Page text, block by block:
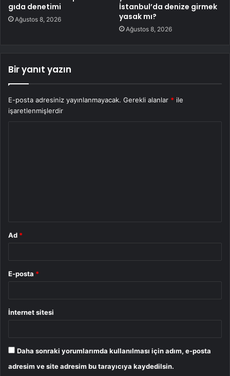
gıda denetimi
Ağustos 8, 2026
İstanbul’da denize girmek
yasak mı?
Ağustos 8, 2026
Bir yanıt yazın
E-posta adresiniz yayınlanmayacak. Gerekli alanlar * ile
işaretlenmişlerdir
Ad *
E-posta *
İnternet sitesi
Daha sonraki yorumlarımda kullanılması için adım, e-posta
adresim ve site adresim bu tarayıcıya kaydedilsin.